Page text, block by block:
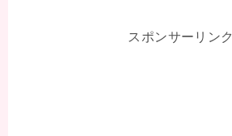
スポンサーリンク